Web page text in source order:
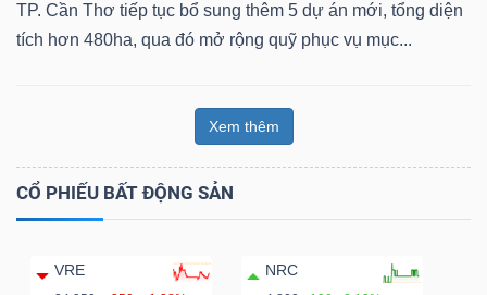
TP. Cần Thơ tiếp tục bổ sung thêm 5 dự án mới, tổng diện
tích hơn 480ha, qua đó mở rộng quỹ phục vụ mục...
Xem thêm
CỔ PHIẾU BẤT ĐỘNG SẢN
VRE NRC